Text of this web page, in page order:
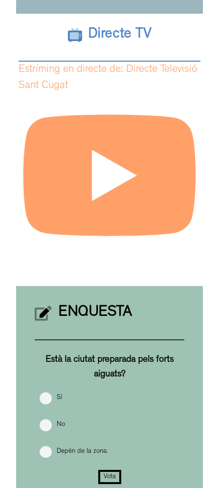
Directe TV
Estríming en directe de: Directe Televisió
Sant Cugat
ENQUESTA
Està la ciutat preparada pels forts
aiguats?
Sí
No
Depèn de la zona.
Vota